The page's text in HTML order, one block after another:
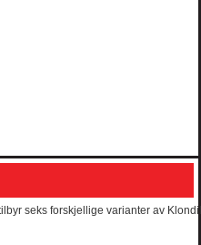
seks forskjellige varianter av